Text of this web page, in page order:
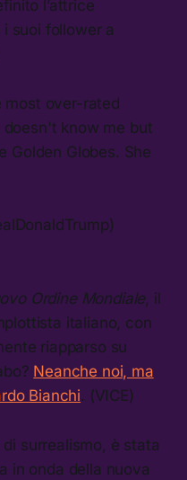
l’attrice
suoi follower a
most over-rated
know me but
Golden Globes. She
Ordine Mondiale , il
italiano, con
riapparso su
Neanche noi, ma
Bianchi. (VICE)
surrealismo, è stata
in onda della nuova